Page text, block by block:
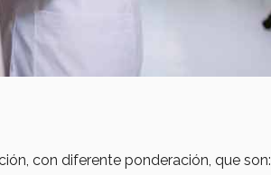
con diferente ponderación, que son: